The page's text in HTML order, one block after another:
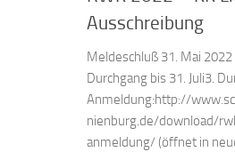
Ausschreibung
Meldeschluß 31. Mai 2022
Durchgang bis 31. Juli3.
Anmeldung:http://
nienburg.de/download/
anmeldung/ (öffnet in